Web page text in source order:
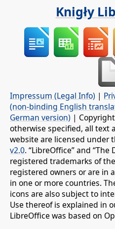
Knigły
Impressum (Legal Info) |
(non-binding English
German version) |
otherwise specified, all text
website are licensed under
v2.0. “LibreOffice” and
registered trademarks of
registered owners or are in
in one or more countries.
icons are also subject to
Use thereof is explained in
LibreOffice was based on